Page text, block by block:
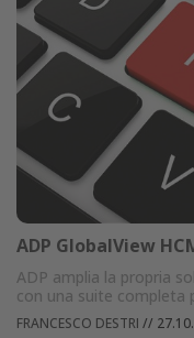
ADP GlobalView
ADP amplia la propria
con una suite completa
FRANCESCO DESTRI //